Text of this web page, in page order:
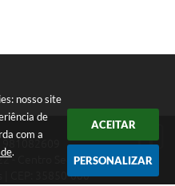
nosso site
de
com a
.
ACEITAR
PERSONALIZAR
- Centro Segunda a Sexta das
| CEP: 35850-000